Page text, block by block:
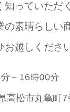
っていただ
素晴らしい
越しください
～16時00分
松市丸亀町7